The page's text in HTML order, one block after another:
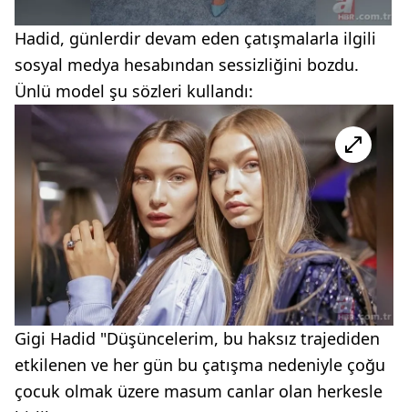
Hadid, günlerdir devam eden çatışmalarla ilgili
sosyal medya hesabından sessizliğini bozdu.
Ünlü model şu sözleri kullandı:
Gigi Hadid "Düşüncelerim, bu haksız trajediden
etkilenen ve her gün bu çatışma nedeniyle çoğu
çocuk olmak üzere masum canlar olan herkesle